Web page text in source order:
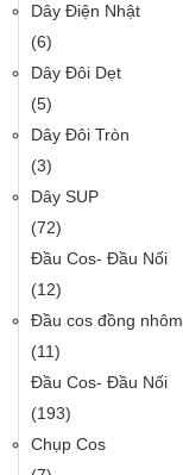
Dây Điện Nhật
(6)
Dây Đôi Dẹt
(5)
Dây Đôi Tròn
(3)
Dây SUP
(72)
Đầu Cos- Đầu Nối
(12)
Đầu cos đồng nhôm
(11)
Đầu Cos- Đầu Nối
(193)
Chụp Cos